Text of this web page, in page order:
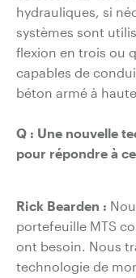
hydrauliques, si
systèmes sont
flexion en trois ou
capables de
béton armé à
Q : Une nouvelle
pour répondre à
Rick Bearden :
portefeuille MTS
ont besoin. Nous
technologie de